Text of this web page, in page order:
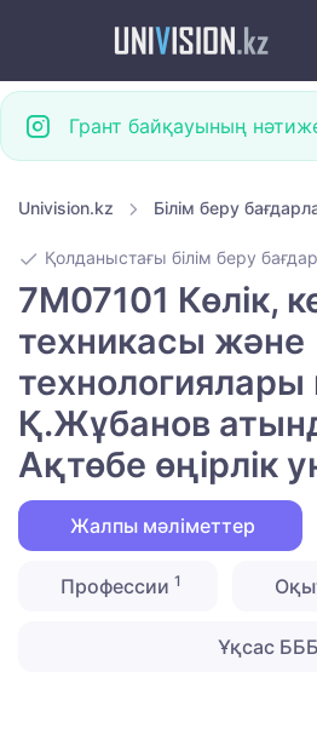
Грант байқауының
Univision.kz Білім беру
Қолданыстағы білім беру
7M07101 Көлік,
техникасы және
технологиялары
Қ.Жұбанов
Ақтөбе өңірлік
Жалпы мәліметтер
Профессии 1
Ұқсас БББ